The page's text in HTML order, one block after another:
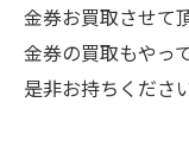
金券お買取させて
金券の買取もやっ
是非お持ちくださ